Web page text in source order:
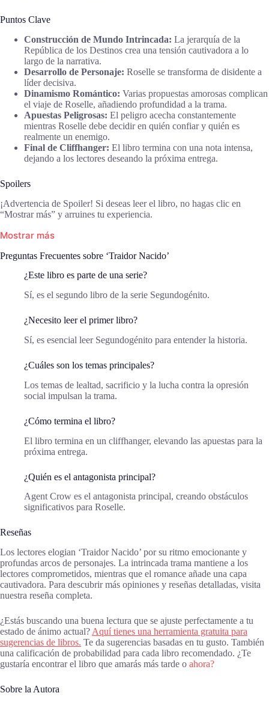
Puntos Clave
Construcción de Mundo Intrincada: La jerarquía de la
República de los Destinos crea una tensión cautivadora a lo
largo de la narrativa.
Desarrollo de Personaje: Roselle se transforma de disidente a
líder decisiva.
Dinamismo Romántico: Varias propuestas amorosas complican
el viaje de Roselle, añadiendo profundidad a la trama.
Apuestas Peligrosas: El peligro acecha constantemente
mientras Roselle debe decidir en quién confiar y quién es
realmente un enemigo.
Final de Cliffhanger: El libro termina con una nota intensa,
dejando a los lectores deseando la próxima entrega.
Spoilers
¡Advertencia de Spoiler! Si deseas leer el libro, no hagas clic en
“Mostrar más” y arruines tu experiencia.
Mostrar más
Preguntas Frecuentes sobre ‘Traidor Nacido’
¿Este libro es parte de una serie?
Sí, es el segundo libro de la serie Segundogénito.
¿Necesito leer el primer libro?
Sí, es esencial leer Segundogénito para entender la historia.
¿Cuáles son los temas principales?
Los temas de lealtad, sacrificio y la lucha contra la opresión
social impulsan la trama.
¿Cómo termina el libro?
El libro termina en un cliffhanger, elevando las apuestas para la
próxima entrega.
¿Quién es el antagonista principal?
Agent Crow es el antagonista principal, creando obstáculos
significativos para Roselle.
Reseñas
Los lectores elogian ‘Traidor Nacido’ por su ritmo emocionante y
profundas arcos de personajes. La intrincada trama mantiene a los
lectores comprometidos, mientras que el romance añade una capa
cautivadora. Para descubrir más opiniones y reseñas detalladas, visita
nuestra reseña completa.
¿Estás buscando una buena lectura que se ajuste perfectamente a tu
estado de ánimo actual? Aquí tienes una herramienta gratuita para
sugerencias de libros. Te da sugerencias basadas en tu gusto. También
una calificación de probabilidad para cada libro recomendado. ¿Te
gustaría encontrar el libro que amarás más tarde o ahora?
Sobre la Autora